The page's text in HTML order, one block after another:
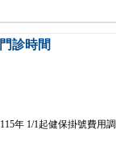
門診時間
115年 1/1起健保掛號費用